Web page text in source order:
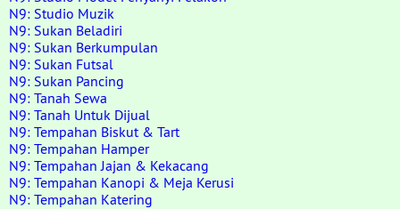
N9: Studio Muzik
N9: Sukan Beladiri
N9: Sukan Berkumpulan
N9: Sukan Futsal
N9: Sukan Pancing
N9: Tanah Sewa
N9: Tanah Untuk Dijual
N9: Tempahan Biskut & Tart
N9: Tempahan Hamper
N9: Tempahan Jajan & Kekacang
N9: Tempahan Kanopi & Meja Kerusi
N9: Tempahan Katering